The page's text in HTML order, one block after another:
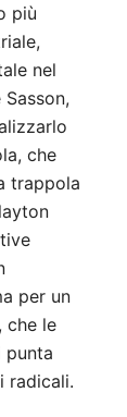
più
nel
che
trappola
per un
che le
radicali.